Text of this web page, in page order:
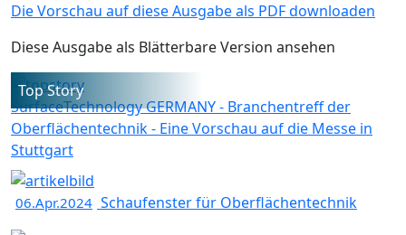
Die Vorschau auf diese Ausgabe als PDF downloaden
Diese Ausgabe als Blätterbare Version ansehen
Top Story
SurfaceTechnology GERMANY - Branchentreff der
Oberflächentechnik - Eine Vorschau auf die Messe in
Stuttgart
06.Apr.2024 Schaufenster für Oberflächentechnik